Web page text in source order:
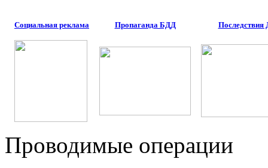
Социальная реклама Пропаганда БДД
Проводимые операции